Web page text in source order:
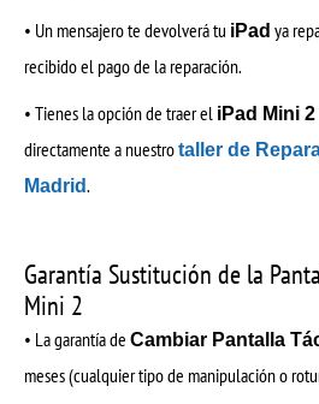
• Un mensajero te devolverá tu iPad ya
recibido el pago de la reparación.
• Tienes la opción de traer el iPad Mini 2
directamente a nuestrotaller de
Madrid.
Garantía Sustitución de la
Mini 2
• La garantía de Cambiar Pantalla
meses (cualquier tipo de manipulación o